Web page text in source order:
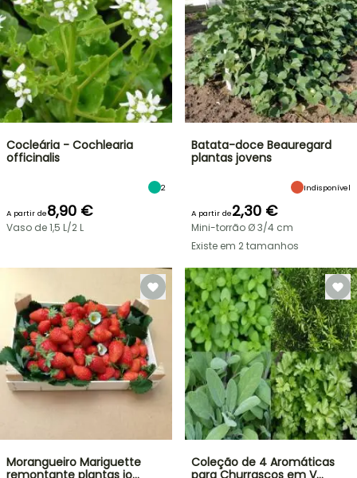
Cocleária - Cochlearia
officinalis
2
A partir de8,90 €
Vaso de 1,5 L/2 L
Batata-doce Beauregard
plantas jovens
Indisponível
A partir de2,30 €
Mini-torrão Ø 3/4 cm
Existe em 2 tamanhos
Morangueiro Mariguette
remontante plantas jo…
Coleção de 4 Aromáticas
para Churrascos em V…